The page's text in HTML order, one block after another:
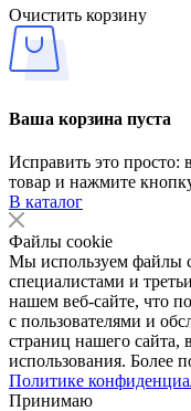
Очистить корзину
Ваша корзина пуста
Исправить это просто:
товар и нажмите
В каталог
Файлы cookie
Мы используем файлы
специалистами и
нашем веб-сайте, что
с пользователями и
страниц нашего сайта,
использования. Более
Политике
Принимаю